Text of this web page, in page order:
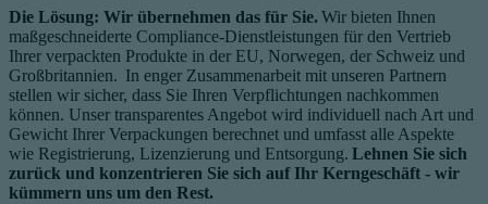
Die Lösung: Wir übernehmen das für Sie. Wir bieten Ihnen
maßgeschneiderte Compliance-Dienstleistungen für den Vertrieb
Ihrer verpackten Produkte in der EU, Norwegen, der Schweiz und
Großbritannien. In enger Zusammenarbeit mit unseren Partnern
stellen wir sicher, dass Sie Ihren Verpflichtungen nachkommen
können. Unser transparentes Angebot wird individuell nach Art und
Gewicht Ihrer Verpackungen berechnet und umfasst alle Aspekte
wie Registrierung, Lizenzierung und Entsorgung. Lehnen Sie sich
zurück und konzentrieren Sie sich auf Ihr Kerngeschäft - wir
kümmern uns um den Rest.